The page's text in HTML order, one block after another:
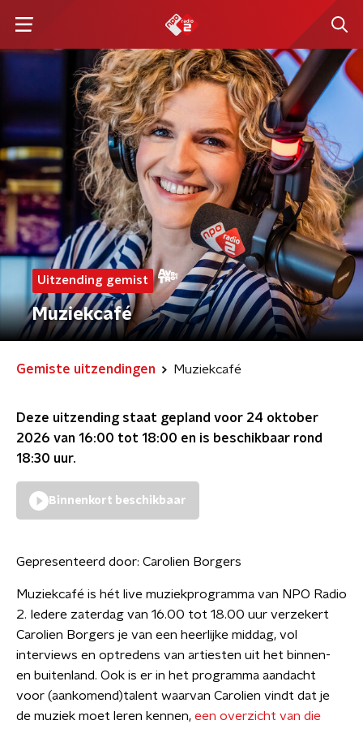
Uitzending gemist
Muziekcafé
Gemiste uitzendingen Muziekcafé
Deze uitzending staat gepland voor 24 oktober
2026 van 16:00 tot 18:00 en is beschikbaar rond
18:30 uur.
Binnenkort beschikbaar
Gepresenteerd door: Carolien Borgers
Muziekcafé is hét live muziekprogramma van NPO Radio
2. Iedere zaterdag van 16.00 tot 18.00 uur verzekert
Carolien Borgers je van een heerlijke middag, vol
interviews en optredens van artiesten uit het binnen-
en buitenland. Ook is er in het programma aandacht
voor (aankomend)talent waarvan Carolien vindt dat je
de muziek moet leren kennen, een overzicht van die